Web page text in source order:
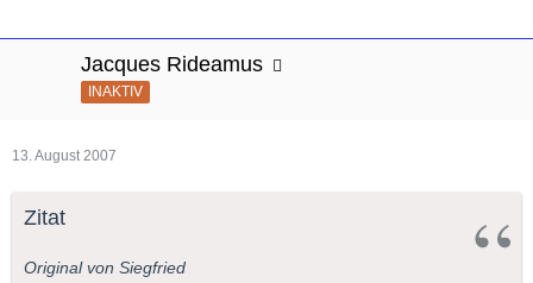
Jacques Rideamus
INAKTIV
13. August 2007
Zitat
Original von Siegfried